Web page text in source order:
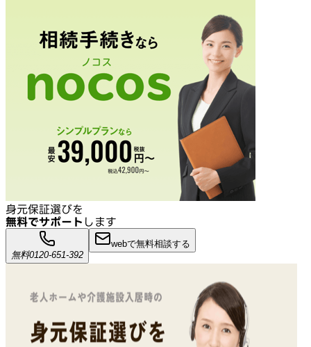
身元保証選びを
無料でサポート します
無料0120-651-392
webで無料相談する